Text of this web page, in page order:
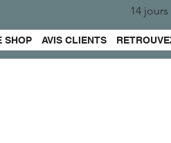
SHOP AVIS CLIENTS
14